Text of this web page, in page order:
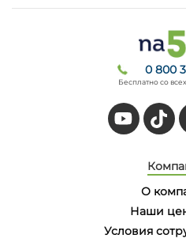
0 800
Бесплатно со
О
Наши
Условия